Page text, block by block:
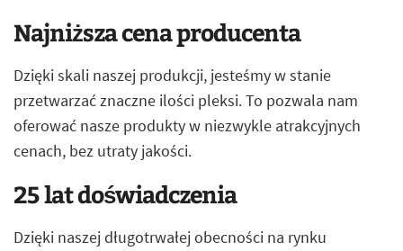
Najniższa cena producenta
Dzięki skali naszej produkcji, jesteśmy w stanie
przetwarzać znaczne ilości pleksi. To pozwala nam
oferować nasze produkty w niezwykle atrakcyjnych
cenach, bez utraty jakości.
25 lat doświadczenia
Dzięki naszej długotrwałej obecności na rynku